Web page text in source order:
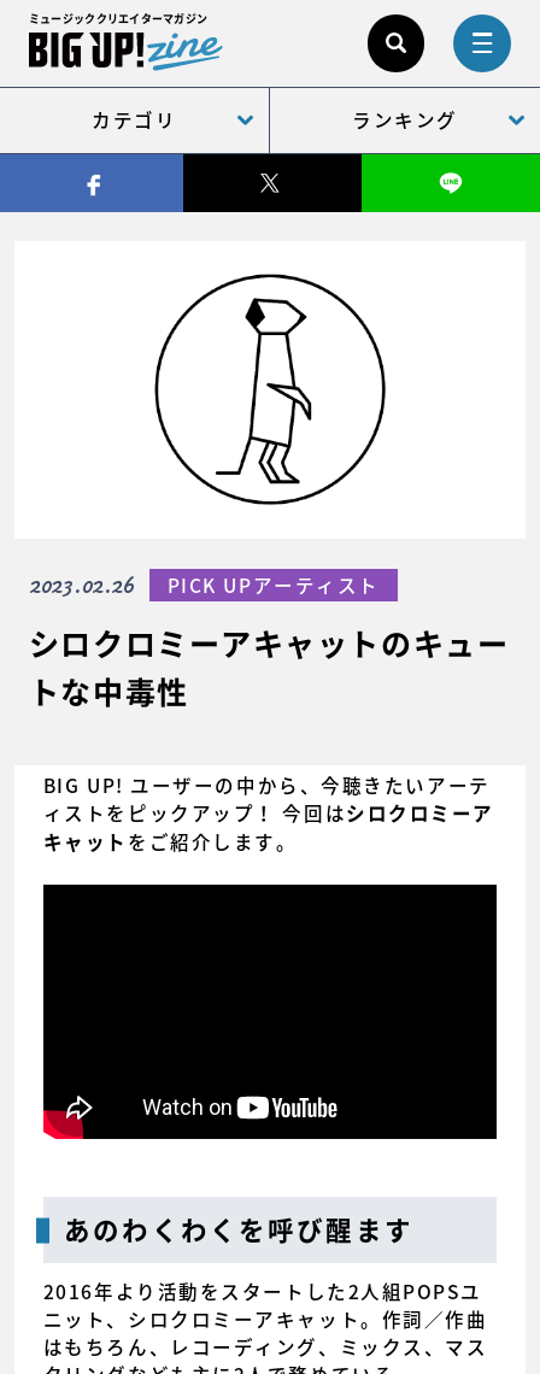
ミュージッククリエイターマガジン
カテゴリ ランキング
シロクロミーアキャットのキュー
トな中毒性
2023.02.26 PICK UPアーティスト
BIG UP! ユーザーの中から、今聴きたいアーテ
ィストをピックアップ！ 今回はシロクロミーア
キャット をご紹介します。
あのわくわくを呼び醒ます
2016年より活動をスタートした2人組POPSユ
ニット、シロクロミーアキャット。作詞／作曲
はもちろん、レコーディング、ミックス、マス